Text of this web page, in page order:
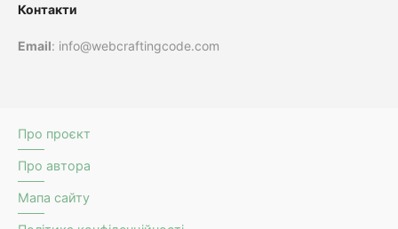
Контакти
Email: info@webcraftingcode.com
Про проєкт
Про автора
Мапа сайту